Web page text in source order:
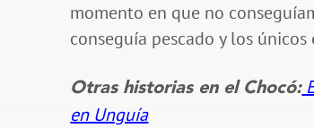
momento en que no
conseguía pescado y los
Otras historias en el Chocó:
en Unguía